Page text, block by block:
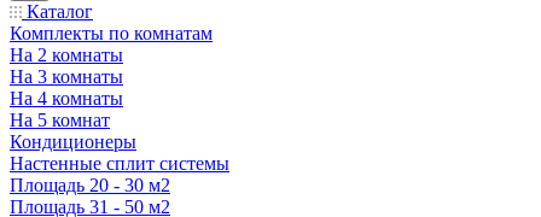
Каталог
Комплекты по комнатам
На 2 комнаты
На 3 комнаты
На 4 комнаты
На 5 комнат
Кондиционеры
Настенные сплит системы
Площадь 20 - 30 м2
Площадь 31 - 50 м2